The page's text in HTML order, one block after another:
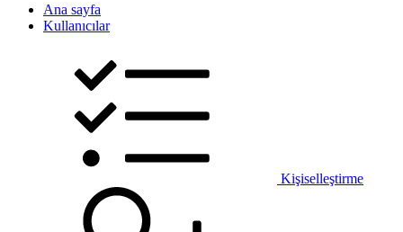
Ana sayfa
Kullanıcılar
Kişiselleştirme